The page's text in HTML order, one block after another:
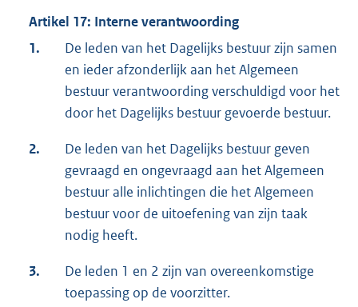
Artikel 17: Interne verantwoording
1.
De leden van het Dagelijks bestuur zijn samen
en ieder afzonderlijk aan het Algemeen
bestuur verantwoording verschuldigd voor het
door het Dagelijks bestuur gevoerde bestuur.
2.
De leden van het Dagelijks bestuur geven
gevraagd en ongevraagd aan het Algemeen
bestuur alle inlichtingen die het Algemeen
bestuur voor de uitoefening van zijn taak
nodig heeft.
3.
De leden 1 en 2 zijn van overeenkomstige
toepassing op de voorzitter.